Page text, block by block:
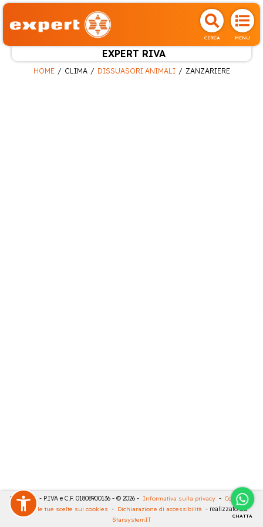
CERCA MENU
EXPERT RIVA
CHATTA
HOME CLIMA DISSUASORI ANIMALI ZANZARIERE
RIVA SRL - P.IVA e C.F. 01808900136 - © 2026 - Informativa sulla privacy - Cookies
Rivedi le tue scelte sui cookies - Dichiarazione di accessibilità - realizzato da
StarsystemIT